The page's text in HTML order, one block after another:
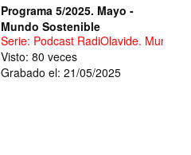
Programa 5/2025. Mayo -
Mundo Sostenible
Serie: Podcast RadiOlavide. Mundo
Visto: 80 veces
Grabado el: 21/05/2025